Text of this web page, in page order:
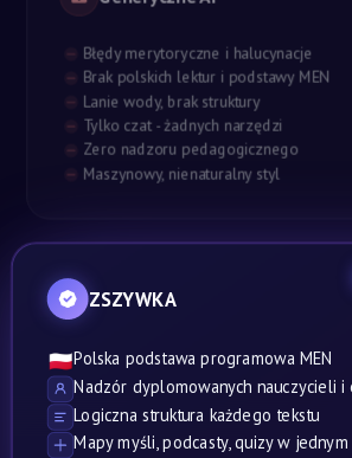
Błędy merytoryczne i halucynacje
Brak polskich lektur i podstawy MEN
Lanie wody, brak struktury
Tylko czat - żadnych narzędzi
Zero nadzoru pedagogicznego
Maszynowy, nienaturalny styl
ZSZYWKA
🇵🇱Polska podstawa programowa MEN
Nadzór dyplomowanych nauczycieli i
Logiczna struktura każdego tekstu
Mapy myśli, podcasty, quizy w